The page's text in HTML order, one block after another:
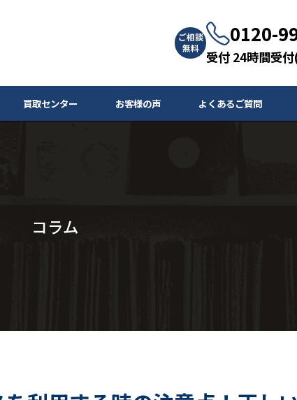
ご相談
無料
0120-
受付 24時間受
買取センター お客様の声 よくあるご質問
コラム